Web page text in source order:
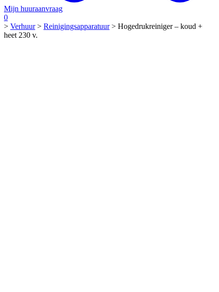
Mijn huuraanvraag
0
> Verhuur> Reinigingsapparatuur> Hogedrukreiniger – koud +
heet 230 v.